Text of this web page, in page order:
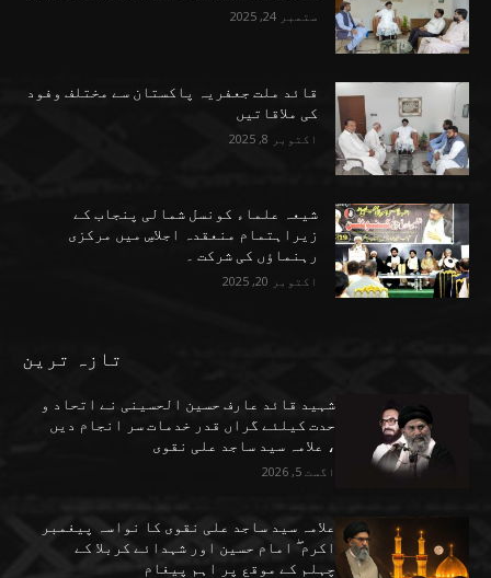
ستمبر 24, 2025
قائد ملت جعفریہ پاکستان سے مختلف وفود
کی ملاقاتیں
اکتوبر 8, 2025
شیعہ علماء کونسل شمالی پنجاب کے
زیراہتمام منعقدہ اجلاسِ میں مرکزی
رہنماؤں کی شرکت ۔
اکتوبر 20, 2025
تازہ ترین
شہید قائد عارف حسین الحسینی نے اتحاد و
حدت کیلئے گراں قدر خدمات سر انجام دیں
، علامہ سید ساجد علی نقوی
اگست 5, 2026
علامہ سید ساجد علی نقوی کا نواسہ پیغمبر
اکرم ۖ امام حسین اور شہدائے کربلا کے
چہلم کے موقع پر اہم پیغام